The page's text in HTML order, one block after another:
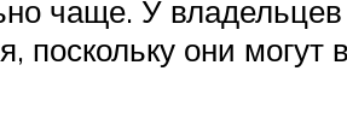
чаще. У
они могут